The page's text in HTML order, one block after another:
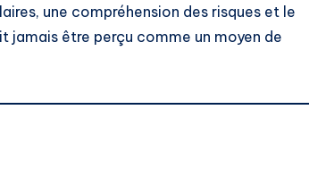
une compréhension des risques et le
jamais être perçu comme un moyen de